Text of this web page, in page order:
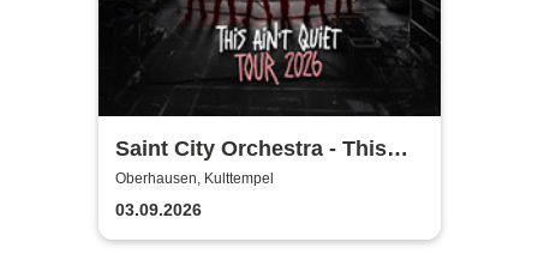
Saint City Orchestra - This
Ain´t Quiet Tour 2026
Oberhausen, Kulttempel
03.09.2026